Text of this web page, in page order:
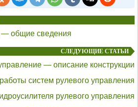
— общие сведения
СЛЕДУЮЩИЕ СТАТЬИ
— описание конструкции
систем рулевого управления
рулевого управления